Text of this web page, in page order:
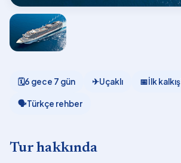
🗓6 gece 7 gün ✈Uçaklı 📅İlk kalkış
🗣Türkçe rehber
Tur hakkında